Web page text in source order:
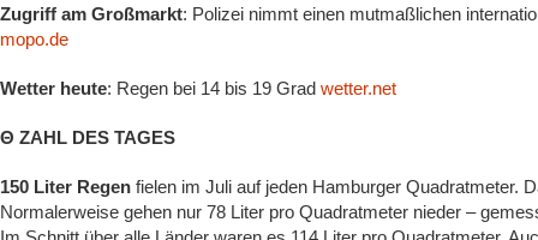
Zugriff am Großmarkt: Polizei nimmt einen mutmaßlichen
mopo.de
Wetter heute: Regen bei 14 bis 19 Grad wetter.net
Θ ZAHL DES TAGES
150 Liter Regen fielen im Juli auf jeden Hamburger Quadratmeter.
Normalerweise gehen nur 78 Liter pro Quadratmeter nieder –